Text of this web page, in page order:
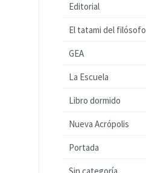
Editorial
El tatami del filósofo
GEA
La Escuela
Libro dormido
Nueva Acrópolis
Portada